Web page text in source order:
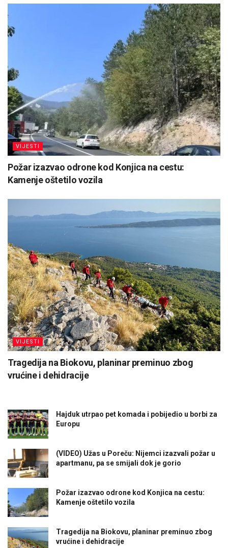
VIJESTI
Požar izazvao odrone kod Konjica na cestu:
Kamenje oštetilo vozila
VIJESTI
Tragedija na Biokovu, planinar preminuo zbog
vrućine i dehidracije
Hajduk utrpao pet komada i pobijedio u borbi za
Europu
(VIDEO) Užas u Poreču: Nijemci izazvali požar u
apartmanu, pa se smijali dok je gorio
Požar izazvao odrone kod Konjica na cestu:
Kamenje oštetilo vozila
Tragedija na Biokovu, planinar preminuo zbog
vrućine i dehidracije